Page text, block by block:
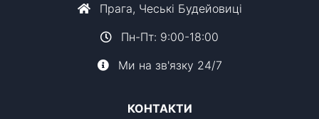
Прага, Чеські Будейовиці
Пн-Пт: 9:00-18:00
Ми на зв'язку 24/7
КОНТАКТИ